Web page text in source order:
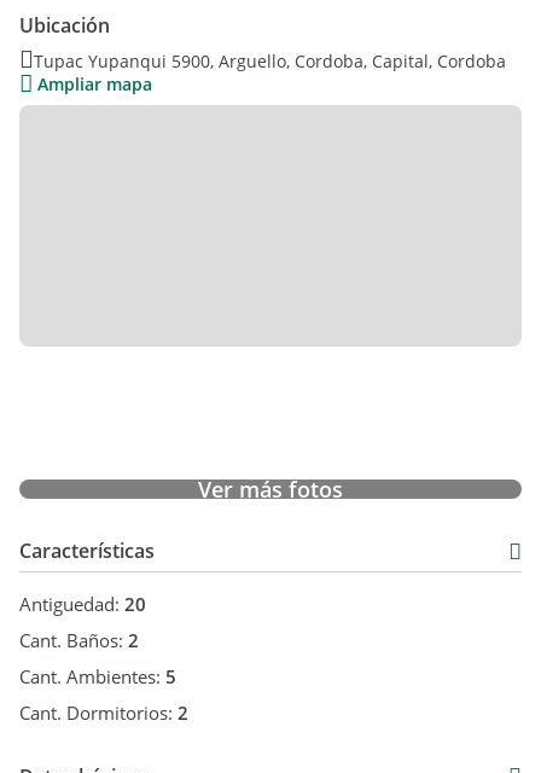
FRENTE CON ESPACIO PARA AMPLIAR O CONSTRUIR DUPLEX
UBICADA A LA ALTURA DE AV RECTA MARTINOLLI AL 8200
Ubicación
Tupac Yupanqui 5900, Arguello, Cordoba, Capital, Cordoba
Ampliar mapa
Ver más fotos
Características
Antiguedad: 20
Cant. Baños: 2
Cant. Ambientes: 5
Cant. Dormitorios: 2